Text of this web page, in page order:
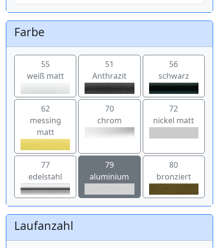
Farbe
55
weiß matt
51
Anthrazit
56
schwarz
62
messing
matt
70
chrom
72
nickel matt
77
edelstahl
79
aluminium
80
bronziert
Laufanzahl